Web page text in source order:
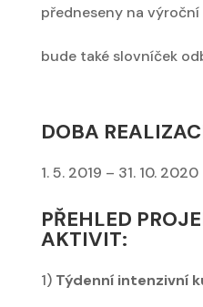
předneseny na
bude také slovníček
DOBA
1. 5. 2019 – 31. 10. 2020
PŘEHLED
AKTIVIT:
1) Týdenní intenzivní